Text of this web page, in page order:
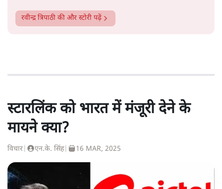
रवीन्द्र त्रिपाठी की और स्टोरी पढ़ें
स्टारलिंक को भारत में मंजूरी देने के
मायने क्या?
विचार एन.के. सिंह| 16 MAR, 2025